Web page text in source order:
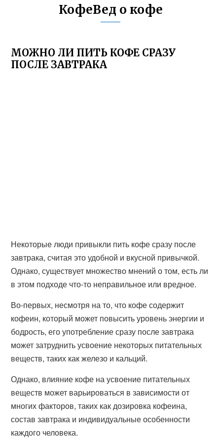
КофеВед о кофе
МОЖНО ЛИ ПИТЬ КОФЕ СРАЗУ
ПОСЛЕ ЗАВТРАКА
Некоторые люди привыкли пить кофе сразу после
завтрака, считая это удобной и вкусной привычкой.
Однако, существует множество мнений о том, есть ли
в этом подходе что-то неправильное или вредное.
Во-первых, несмотря на то, что кофе содержит
кофеин, который может повысить уровень энергии и
бодрость, его употребление сразу после завтрака
может затруднить усвоение некоторых питательных
веществ, таких как железо и кальций.
Однако, влияние кофе на усвоение питательных
веществ может варьироваться в зависимости от
многих факторов, таких как дозировка кофеина,
состав завтрака и индивидуальные особенности
каждого человека.